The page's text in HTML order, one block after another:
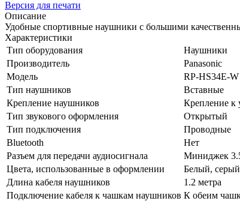
Версия для печати
Описание
Удобные спортивные наушники с большими
Характеристики
Тип оборудования
Наушники
Производитель
Panasonic
Модель
RP-HS34E-W
Тип наушников
Вставные
Крепление наушников
Крепление к
Тип звукового оформления
Открытый
Тип подключения
Проводные
Bluetooth
Нет
Разъем для передачи аудиосигнала
Миниджек
Цвета, использованные в оформлении
Белый, серый
Длина кабеля наушников
1.2 метра
Подключение кабеля к чашкам наушников К обеим